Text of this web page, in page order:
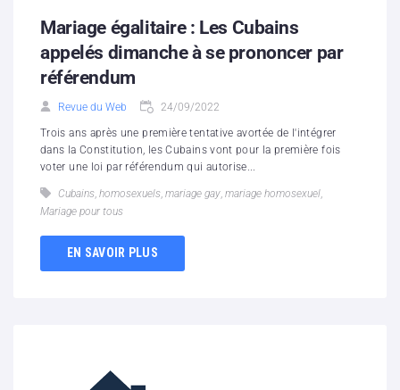
Mariage égalitaire : Les Cubains
appelés dimanche à se prononcer par
référendum
Revue du Web 24/09/2022
Trois ans après une première tentative avortée de l'intégrer
dans la Constitution, les Cubains vont pour la première fois
voter une loi par référendum qui autorise...
Cubains homosexuels mariage gay mariage homosexuel
Mariage pour tous
EN SAVOIR PLUS